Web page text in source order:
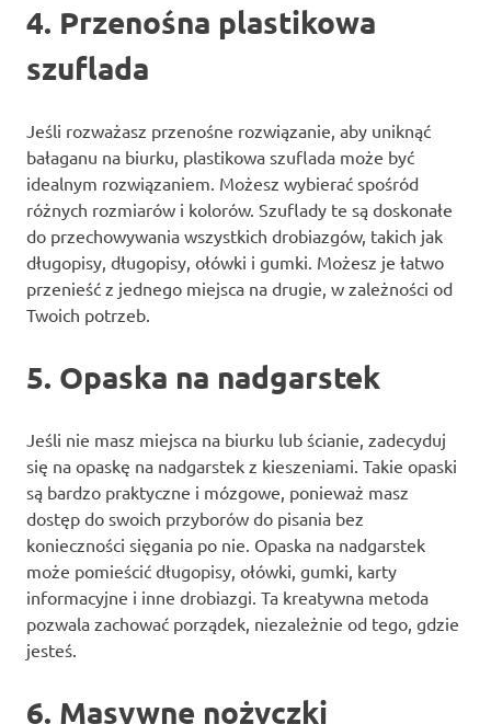
4. Przenośna plastikowa
szuflada
Jeśli rozważasz przenośne rozwiązanie, aby uniknąć
bałaganu na biurku, plastikowa szuflada może być
idealnym rozwiązaniem. Możesz wybierać spośród
różnych rozmiarów i kolorów. Szuflady te są doskonałe
do przechowywania wszystkich drobiazgów, takich jak
długopisy, długopisy, ołówki i gumki. Możesz je łatwo
przenieść z jednego miejsca na drugie, w zależności od
Twoich potrzeb.
5. Opaska na nadgarstek
Jeśli nie masz miejsca na biurku lub ścianie, zadecyduj
się na opaskę na nadgarstek z kieszeniami. Takie opaski
są bardzo praktyczne i mózgowe, ponieważ masz
dostęp do swoich przyborów do pisania bez
konieczności sięgania po nie. Opaska na nadgarstek
może pomieścić długopisy, ołówki, gumki, karty
informacyjne i inne drobiazgi. Ta kreatywna metoda
pozwala zachować porządek, niezależnie od tego, gdzie
jesteś.
6. Masywne nożyczki